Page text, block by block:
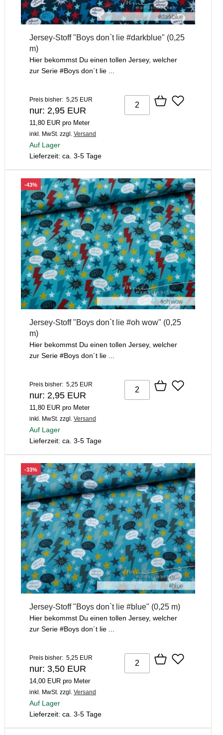
Jersey-Stoff "Boys don`t lie #darkblue" (0,25
m)
Hier bekommst Du einen tollen Jersey, welcher
zur Serie #Boys don´t lie ...
Preis bisher: 5,25 EUR
nur: 2,95 EUR
11,80 EUR pro Meter
inkl. MwSt. zzgl. Versand
Auf Lager
Lieferzeit: ca. 3-5 Tage
-43%
Jersey-Stoff "Boys don`t lie #oh wow" (0,25
m)
Hier bekommst Du einen tollen Jersey, welcher
zur Serie #Boys don´t lie ...
Preis bisher: 5,25 EUR
nur: 2,95 EUR
11,80 EUR pro Meter
inkl. MwSt. zzgl. Versand
Auf Lager
Lieferzeit: ca. 3-5 Tage
-33%
Jersey-Stoff "Boys don`t lie #blue" (0,25 m)
Hier bekommst Du einen tollen Jersey, welcher
zur Serie #Boys don´t lie ...
Preis bisher: 5,25 EUR
nur: 3,50 EUR
14,00 EUR pro Meter
inkl. MwSt. zzgl. Versand
Auf Lager
Lieferzeit: ca. 3-5 Tage